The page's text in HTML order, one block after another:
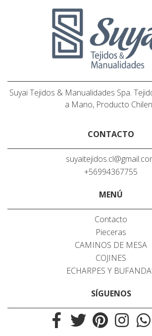
Suyai Tejidos & Manualidades Spa.
a Mano, Producto
CONTACTO
+56994367755
MENÚ
Contacto
Pieceras
CAMINOS DE MESA
COJINES
ECHARPES Y
SÍGUENOS